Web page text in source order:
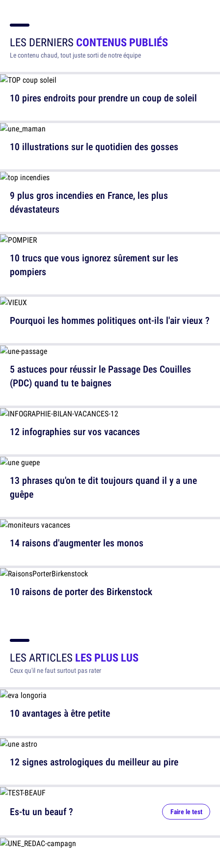
LES DERNIERS CONTENUS PUBLIÉS
Le contenu chaud, tout juste sorti de notre équipe
10 pires endroits pour prendre un coup de soleil
9 plus gros incendies en France, les plus
dévastateurs
Pourquoi les hommes politiques ont-ils l'air vieux ?
12 infographies sur vos vacances
14 raisons d'augmenter les monos
10 illustrations sur le quotidien des gosses
10 trucs que vous ignorez sûrement sur les
pompiers
5 astuces pour réussir le Passage Des Couilles
(PDC) quand tu te baignes
13 phrases qu'on te dit toujours quand il y a une
guêpe
10 raisons de porter des Birkenstock
LES ARTICLES LES PLUS LUS
Ceux qu'il ne faut surtout pas rater
10 avantages à être petite
12 signes astrologiques du meilleur au pire
Es-tu un beauf ? Faire le test